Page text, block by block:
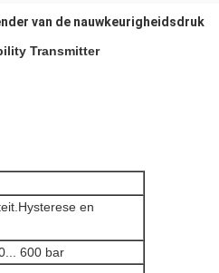
van de nauwkeurigheidsdruk
Transmitter
en
600 bar